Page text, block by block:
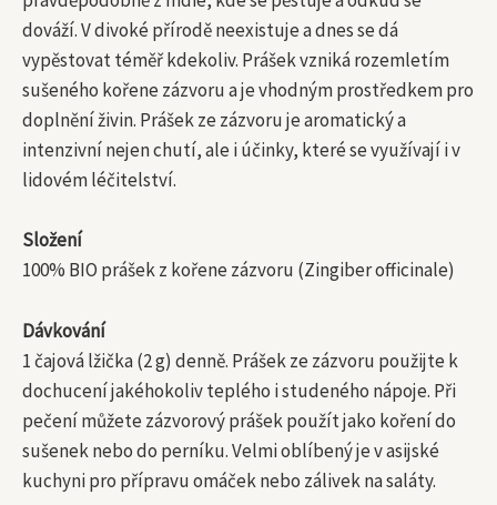
dováží. V divoké přírodě neexistuje a dnes se dá
vypěstovat téměř kdekoliv. Prášek vzniká rozemletím
sušeného kořene zázvoru a je vhodným prostředkem pro
doplnění živin. Prášek ze zázvoru je aromatický a
intenzivní nejen chutí, ale i účinky, které se využívají i v
lidovém léčitelství.
Složení
100% BIO prášek z kořene zázvoru (Zingiber officinale)
Dávkování
1 čajová lžička (2 g) denně. Prášek ze zázvoru použijte k
dochucení jakéhokoliv teplého i studeného nápoje. Při
pečení můžete zázvorový prášek použít jako koření do
sušenek nebo do perníku. Velmi oblíbený je v asijské
kuchyni pro přípravu omáček nebo zálivek na saláty.